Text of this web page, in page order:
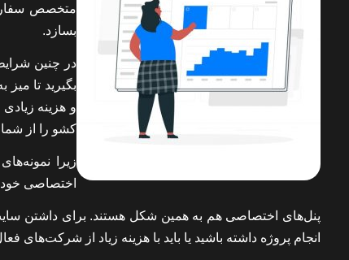
متخصص
بسازد.
در چنین
بگیرید تا
و هزینه
کشو را از
زیرا
اختصاصی خود
پنل‌های اختصاصی هم به همین شکل هستند. برای داشتن
انجام پروژه داشته باشید یا باید با هزینه زیاد از شرکت‌های